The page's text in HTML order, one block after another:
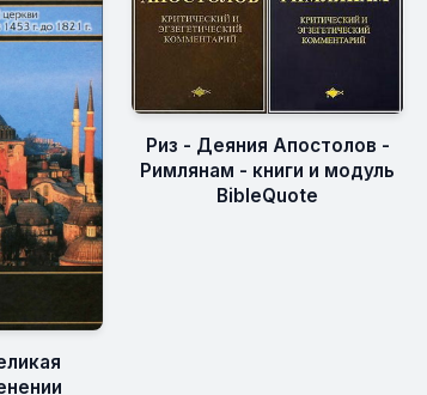
Риз - Деяния Апостолов -
Римлянам - книги и модуль
BibleQuote